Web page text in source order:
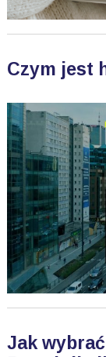
Czym jest
Jak